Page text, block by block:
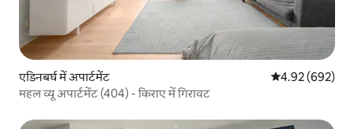
एडिनबर्घ में अपार्टमेंट औसत रेटिंग 5 में से
4.92 (692)
महल व्यू अपार्टमेंट (404) - किराए में गिरावट